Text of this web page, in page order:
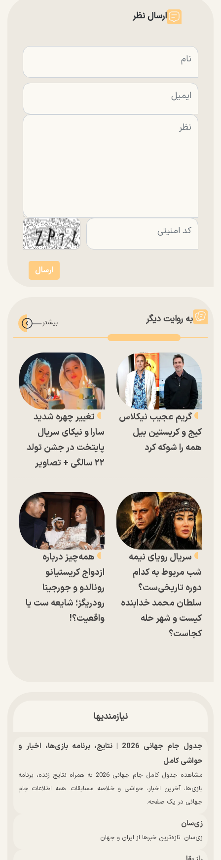
ارسال نظر
به روایت دیگر
گریم عجیب نیکلاس
کیج و کریستین بیل
همه را شوکه کرد
تغییر چهره شدید
سارا و نیکای سریال
پایتخت در جشن تولد
۲۲ سالگی + تصاویر
سریال رویای نیمه
شب مربوط به کدام
دوره تاریخی‌ست؟
سلطان محمد خدابنده
کیست و شهر حله
کجاست؟
همه‌چیز درباره
ازدواج کریستیانو
رونالدو و جورجینا
رودریگز؛ شایعه ست یا
واقعیت؟!
نیازمندیها
جدول جام جهانی 2026 | نتایج، برنامه بازی‌ها، اخبار و
حواشی کامل
مشاهده جدول کامل جام جهانی 2026 به همراه نتایج زنده، برنامه
بازی‌ها، آخرین اخبار، حواشی و خلاصه مسابقات. همه اطلاعات جام
جهانی در یک صفحه.
زی‌سان
زی‌سان: تازه‌ترین خبرها از ایران و جهان